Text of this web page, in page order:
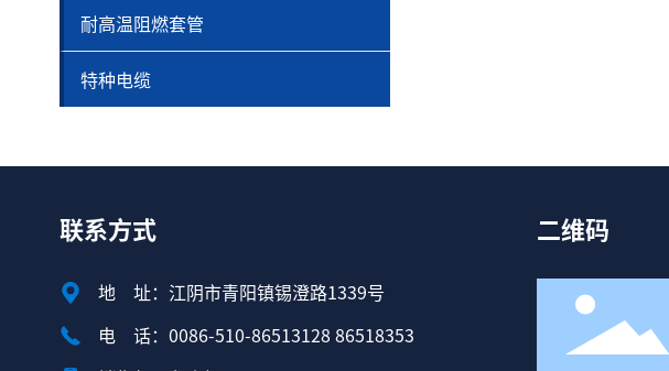
耐高温阻燃套管
特种电缆
联系方式
地 址：江阴市青阳镇锡澄路1339号
电 话：0086-510-86513128 86518353
二维码